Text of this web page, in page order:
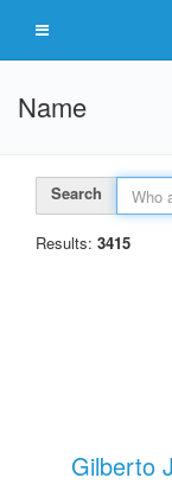
Name
Search
Results: 3415
Gilberto